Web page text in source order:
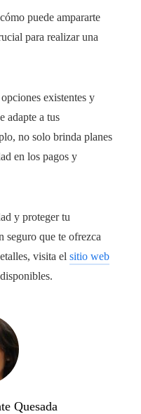
puede ampararte
para realizar una
existentes y
adapte a tus
no solo brinda planes
en los pagos y
y proteger tu
seguro que te ofrezca
visita el sitio web
Quesada